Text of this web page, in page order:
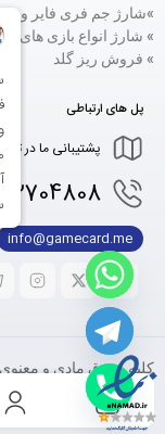
»شارژ جم فری فایر و پین
» شارژ انواع بازی های
» فروش ریز گلد
پل های ارتباطی
پشتیبانی ما در تلگرام و
2704808
info@gamecard.me
کلیه حقوق مادی و
برداری مورد پیگیرد